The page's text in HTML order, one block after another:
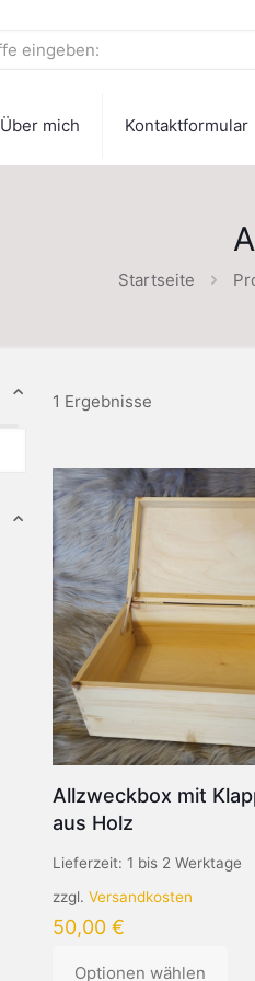
Über mich Kontaktformular
Startseite
1 Ergebnisse
Allzweckbox mit
aus Holz
Lieferzeit: 1 bis 2 Werktage
zzgl. Versandkosten
50,00 €
Optionen wählen